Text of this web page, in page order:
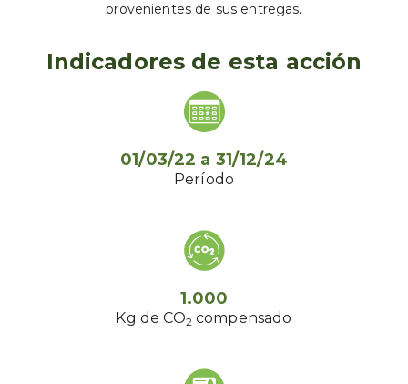
provenientes de sus entregas.
Indicadores de esta acción
01/03/22 a 31/12/24
Período
1.000
Kg de CO2 compensado